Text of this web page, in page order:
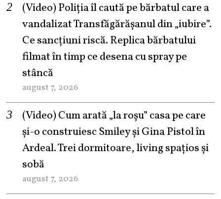
(Video) Poliția îl caută pe bărbatul care a
vandalizat Transfăgărășanul din „iubire”.
Ce sancțiuni riscă. Replica bărbatului
filmat în timp ce desena cu spray pe
stâncă
august 7, 2026
(Video) Cum arată „la roşu” casa pe care
şi-o construiesc Smiley şi Gina Pistol în
Ardeal. Trei dormitoare, living spațios și
sobă
august 7, 2026